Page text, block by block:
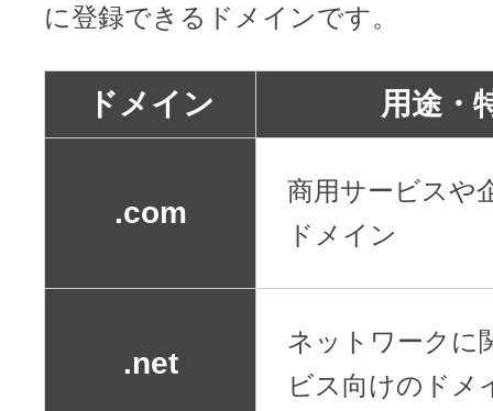
に登録できるドメインです。
ドメイン 用途・
.com
商用サービスや
ドメイン
.net
ネットワークに
ビス向けのドメ